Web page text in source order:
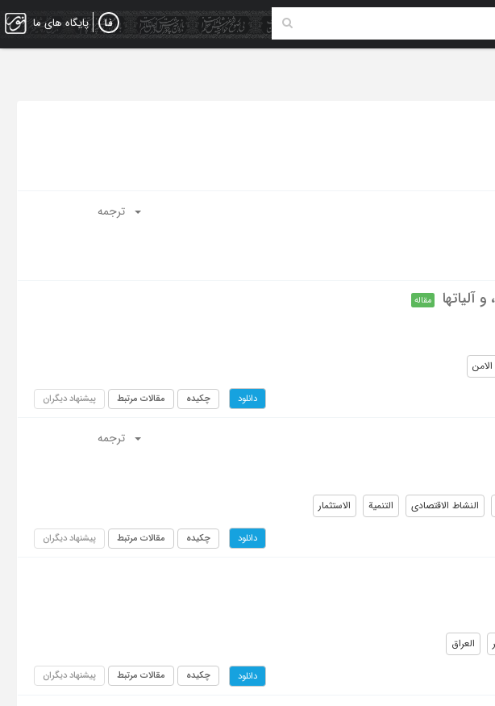
پایگاه های ما
ترجمه
آلیاتها مقاله
الامن
دانلود چکیده مقالات مرتبط پیشنهاد دیگران
ترجمه
النشاط الاقتصادی التنمیة الاستثمار
دانلود چکیده مقالات مرتبط پیشنهاد دیگران
العراق
دانلود چکیده مقالات مرتبط پیشنهاد دیگران